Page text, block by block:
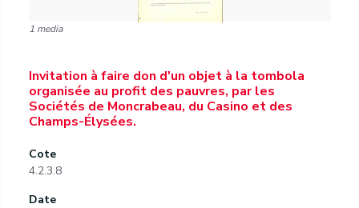
1 media
Invitation à faire don d'un objet à la tombola
organisée au profit des pauvres, par les
Sociétés de Moncrabeau, du Casino et des
Champs-Élysées.
Cote
4.2.3.8
Date